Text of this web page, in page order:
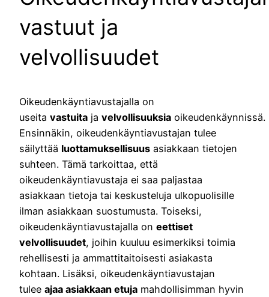
vastuut ja
velvollisuudet
Oikeudenkäyntiavustajalla on
useita vastuita ja velvollisuuksia oikeudenkäynnissä.
Ensinnäkin, oikeudenkäyntiavustajan tulee
säilyttää luottamuksellisuus asiakkaan tietojen
suhteen. Tämä tarkoittaa, että
oikeudenkäyntiavustaja ei saa paljastaa
asiakkaan tietoja tai keskusteluja ulkopuolisille
ilman asiakkaan suostumusta. Toiseksi,
oikeudenkäyntiavustajalla on eettiset
velvollisuudet, joihin kuuluu esimerkiksi toimia
rehellisesti ja ammattitaitoisesti asiakasta
kohtaan. Lisäksi, oikeudenkäyntiavustajan
tulee ajaa asiakkaan etuja mahdollisimman hyvin